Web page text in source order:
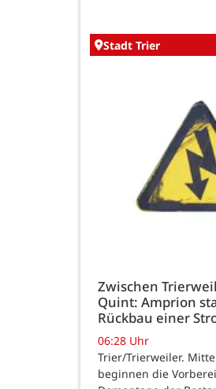
Stadt Trier
Zwischen
Quint: Amprion
Rückbau einer
06:28 Uhr
Trier/Trierweiler.
beginnen die